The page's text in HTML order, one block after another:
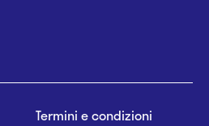
Termini e condizioni